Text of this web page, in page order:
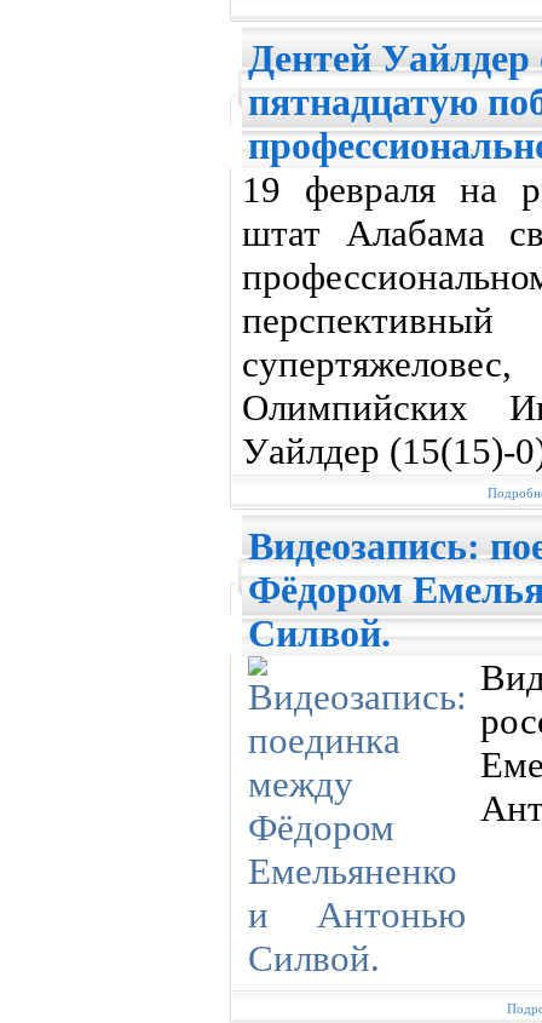
Дентей Уайлдер
пятнадцатую
19 февраля на
штат Алабама
Олимпийских
Уайлдер (15(15)-
Видеозапись:
Фёдором
Силвой.